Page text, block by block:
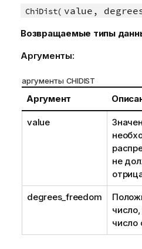
ChiDist( value,
Возвращаемые типы
Аргументы:
аргументы CHIDIST
Аргумент
value
не
degrees_freedom
число